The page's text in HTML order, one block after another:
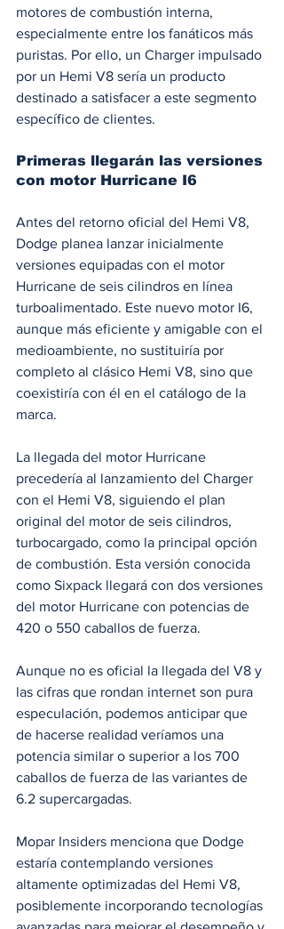
motores de combustión interna,
especialmente entre los fanáticos más
puristas. Por ello, un Charger impulsado
por un Hemi V8 sería un producto
destinado a satisfacer a este segmento
específico de clientes.
Primeras llegarán las versiones
con motor Hurricane I6
Antes del retorno oficial del Hemi V8,
Dodge planea lanzar inicialmente
versiones equipadas con el motor
Hurricane de seis cilindros en línea
turboalimentado. Este nuevo motor I6,
aunque más eficiente y amigable con el
medioambiente, no sustituiría por
completo al clásico Hemi V8, sino que
coexistiría con él en el catálogo de la
marca.
La llegada del motor Hurricane
precedería al lanzamiento del Charger
con el Hemi V8, siguiendo el plan
original del motor de seis cilindros,
turbocargado, como la principal opción
de combustión. Esta versión conocida
como Sixpack llegará con dos versiones
del motor Hurricane con potencias de
420 o 550 caballos de fuerza.
Aunque no es oficial la llegada del V8 y
las cifras que rondan internet son pura
especulación, podemos anticipar que
de hacerse realidad veríamos una
potencia similar o superior a los 700
caballos de fuerza de las variantes de
6.2 supercargadas.
Mopar Insiders menciona que Dodge
estaría contemplando versiones
altamente optimizadas del Hemi V8,
posiblemente incorporando tecnologías